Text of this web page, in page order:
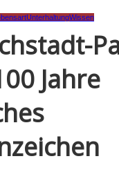
UnterhaltungWissen
Jahre